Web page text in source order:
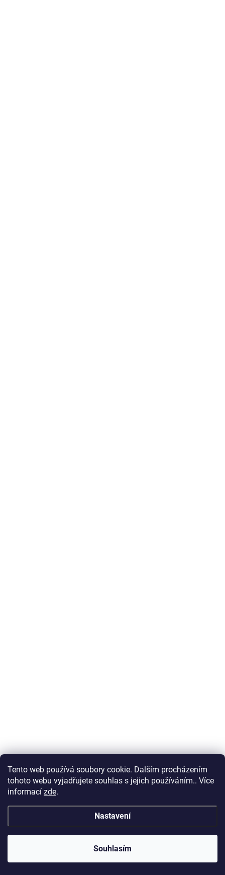
Tento web používá soubory cookie. Dalším procházením
tohoto webu vyjadřujete souhlas s jejich používáním.. Více
informací zde.
Nastavení
Souhlasím